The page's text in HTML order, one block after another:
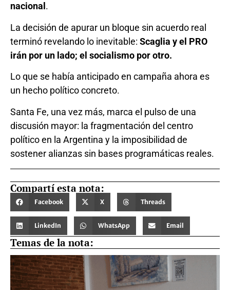
nacional .
La decisión de apurar un bloque sin acuerdo real
terminó revelando lo inevitable: Scaglia y el PRO
irán por un lado; el socialismo por otro.
Lo que se había anticipado en campaña ahora es
un hecho político concreto.
Santa Fe, una vez más, marca el pulso de una
discusión mayor: la fragmentación del centro
político en la Argentina y la imposibilidad de
sostener alianzas sin bases programáticas reales.
Compartí esta nota:
Facebook X Threads
LinkedIn WhatsApp Email
Temas de la nota: